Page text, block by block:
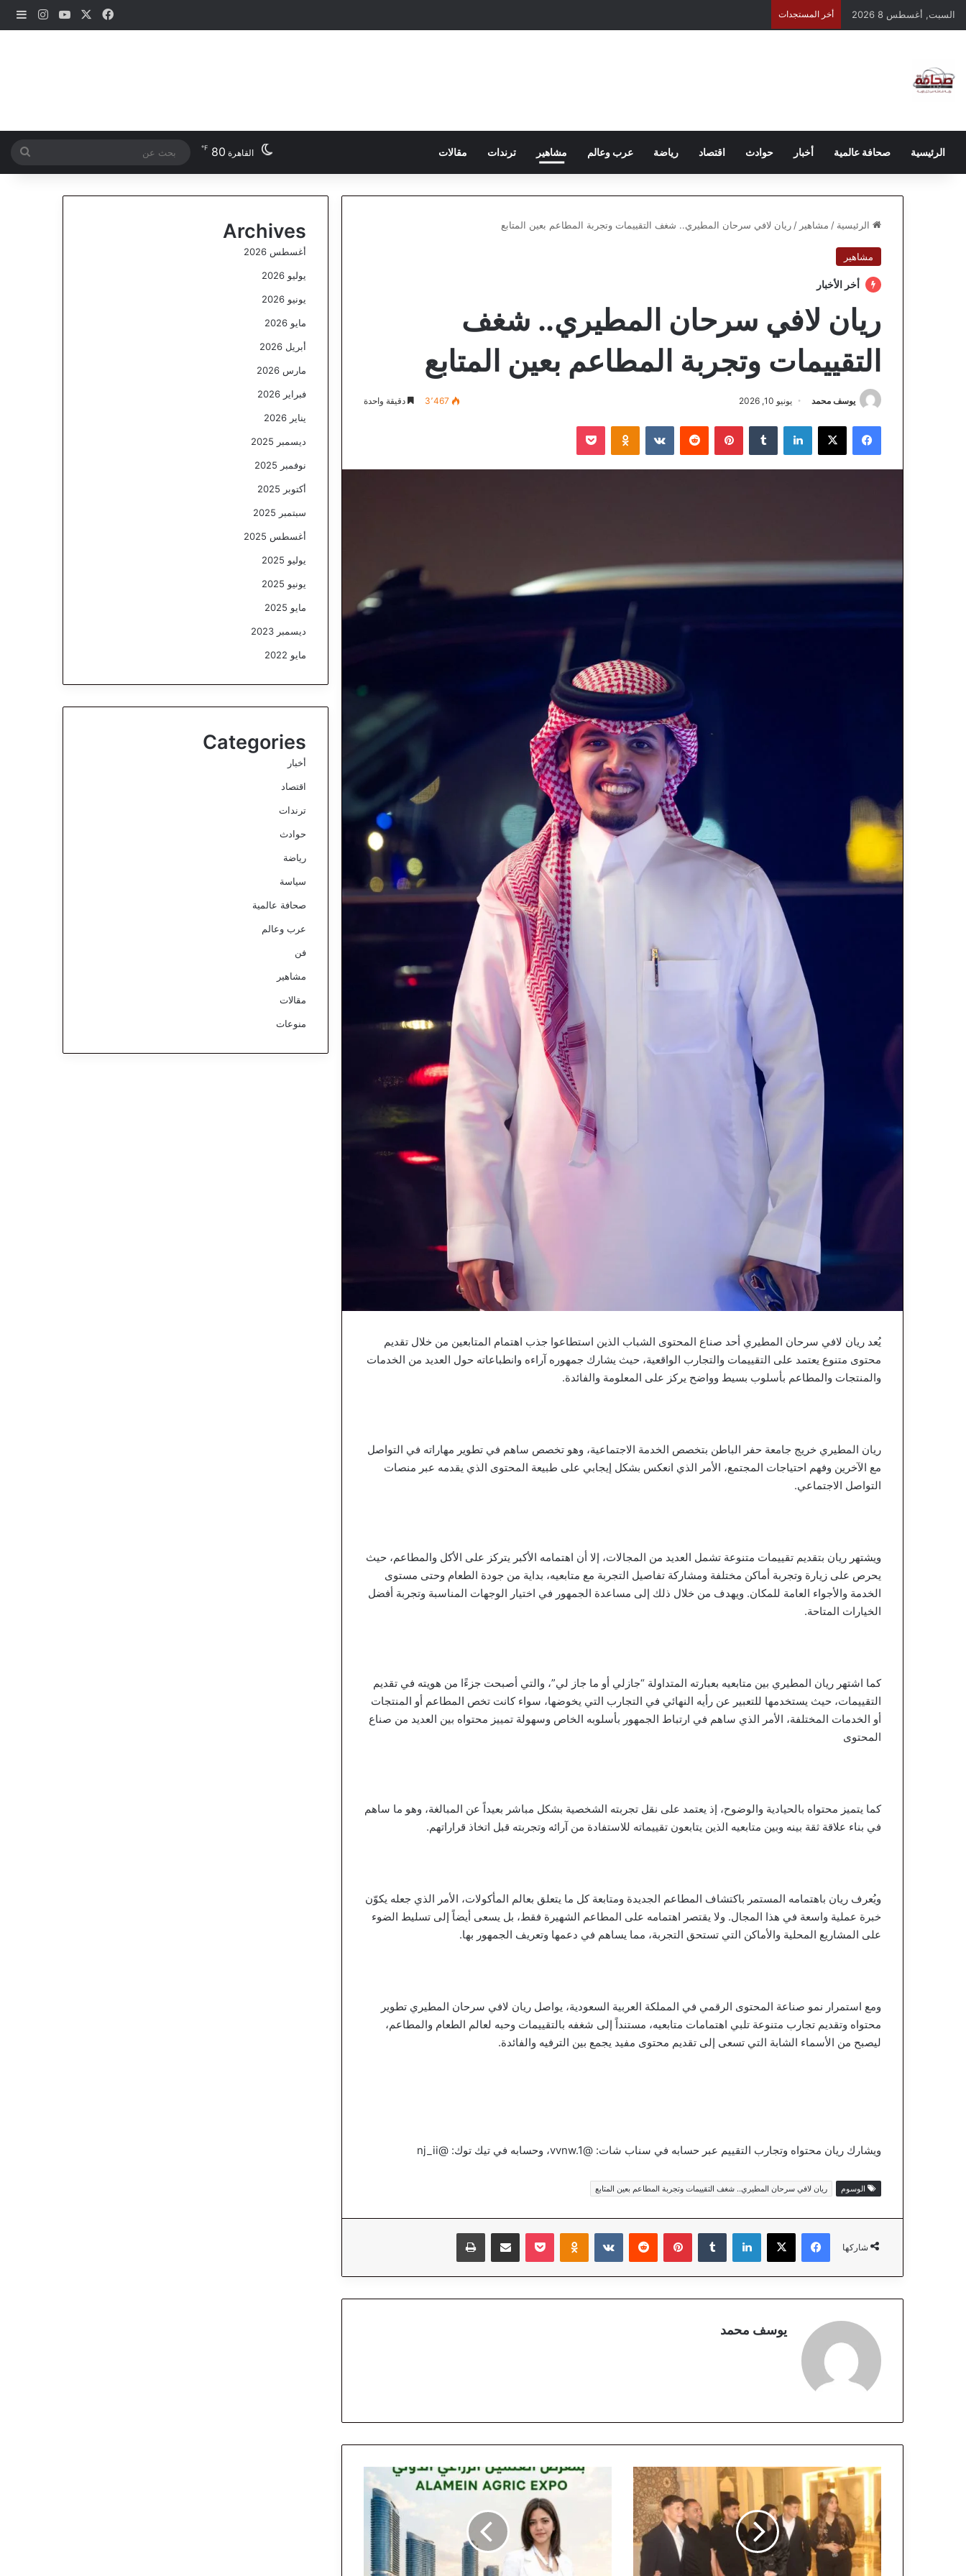
السبت, أغسطس 8 2026 أخر المستجدات فيسبوك ‫YouTube
الرئيسية صحافة عالمية أخبار حوادث اقتصاد رياضة عرب وعالم مشاهير ترندات مقالات القاهرة 80
℉
عن
الرئيسية / مشاهير / ريان لافي سرحان المطيري.. شغف التقييمات وتجربة المطاعم بعين المتابع
مشاهير
أخر الأخبار
ريان لافي سرحان المطيري.. شغف
التقييمات وتجربة المطاعم بعين المتابع
يوسف محمد يونيو 10, 2026 3٬467 دقيقة واحدة
فيسبوك لينكدإن بينتيريست
يُعد ريان لافي سرحان المطيري أحد صناع المحتوى الشباب الذين استطاعوا جذب اهتمام المتابعين من خلال تقديم
محتوى متنوع يعتمد على التقييمات والتجارب الواقعية، حيث يشارك جمهوره آراءه وانطباعاته حول العديد من الخدمات
والمنتجات والمطاعم بأسلوب بسيط وواضح يركز على المعلومة والفائدة.
ريان المطيري خريج جامعة حفر الباطن بتخصص الخدمة الاجتماعية، وهو تخصص ساهم في تطوير مهاراته في التواصل
مع الآخرين وفهم احتياجات المجتمع، الأمر الذي انعكس بشكل إيجابي على طبيعة المحتوى الذي يقدمه عبر منصات
التواصل الاجتماعي.
ويشتهر ريان بتقديم تقييمات متنوعة تشمل العديد من المجالات، إلا أن اهتمامه الأكبر يتركز على الأكل والمطاعم، حيث
يحرص على زيارة وتجربة أماكن مختلفة ومشاركة تفاصيل التجربة مع متابعيه، بداية من جودة الطعام وحتى مستوى
الخدمة والأجواء العامة للمكان. ويهدف من خلال ذلك إلى مساعدة الجمهور في اختيار الوجهات المناسبة وتجربة أفضل
الخيارات المتاحة.
كما اشتهر ريان المطيري بين متابعيه بعبارته المتداولة “جازلي أو ما جاز لي”، والتي أصبحت جزءًا من هويته في تقديم
التقييمات، حيث يستخدمها للتعبير عن رأيه النهائي في التجارب التي يخوضها، سواء كانت تخص المطاعم أو المنتجات
أو الخدمات المختلفة، الأمر الذي ساهم في ارتباط الجمهور بأسلوبه الخاص وسهولة تمييز محتواه بين العديد من صناع
المحتوى
كما يتميز محتواه بالحيادية والوضوح، إذ يعتمد على نقل تجربته الشخصية بشكل مباشر بعيداً عن المبالغة، وهو ما ساهم
في بناء علاقة ثقة بينه وبين متابعيه الذين يتابعون تقييماته للاستفادة من آرائه وتجربته قبل اتخاذ قراراتهم.
ويُعرف ريان باهتمامه المستمر باكتشاف المطاعم الجديدة ومتابعة كل ما يتعلق بعالم المأكولات، الأمر الذي جعله يكوّن
خبرة عملية واسعة في هذا المجال. ولا يقتصر اهتمامه على المطاعم الشهيرة فقط، بل يسعى أيضاً إلى تسليط الضوء
على المشاريع المحلية والأماكن التي تستحق التجربة، مما يساهم في دعمها وتعريف الجمهور بها.
ومع استمرار نمو صناعة المحتوى الرقمي في المملكة العربية السعودية، يواصل ريان لافي سرحان المطيري تطوير
محتواه وتقديم تجارب متنوعة تلبي اهتمامات متابعيه، مستنداً إلى شغفه بالتقييمات وحبه لعالم الطعام والمطاعم،
ليصبح من الأسماء الشابة التي تسعى إلى تقديم محتوى مفيد يجمع بين الترفيه والفائدة.
ويشارك ريان محتواه وتجارب التقييم عبر حسابه في سناب شات: @vvnw.1، وحسابه في تيك توك: @nj_ii
الوسوم ريان لافي سرحان المطيري.. شغف التقييمات وتجربة المطاعم بعين المتابع
شاركها
فيسبوك لينكدإن بينتيريست
يوسف محمد
ب
ص
و
ر
ا
Archives
أغسطس 2026
يوليو 2026
يونيو 2026
مايو 2026
أبريل 2026
مارس 2026
فبراير 2026
يناير 2026
ديسمبر 2025
نوفمبر 2025
أكتوبر 2025
سبتمبر 2025
أغسطس 2025
يوليو 2025
يونيو 2025
مايو 2025
ديسمبر 2023
مايو 2022
Categories
أخبار
اقتصاد
ترندات
حوادث
رياضة
سياسة
صحافة عالمية
عرب وعالم
فن
مشاهير
مقالات
منوعات